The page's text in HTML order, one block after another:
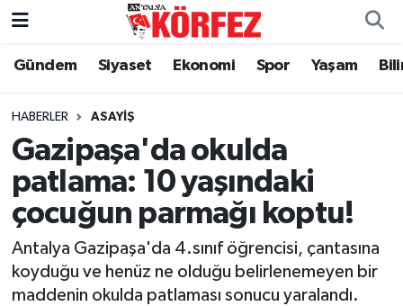
Gündem Siyaset Ekonomi Spor Yaşam
HABERLER ASAYIŞ
Gazipaşa'da okulda
patlama: 10 yaşındaki
çocuğun parmağı koptu!
Antalya Gazipaşa'da 4.sınıf öğrencisi, çantasına
koyduğu ve henüz ne olduğu belirlenemeyen bir
maddenin okulda patlaması sonucu yaralandı.
Gündem
Siyaset
Yerel Yönetim
Ekonomi
Spor
Yaşam
Nöbetçi Eczaneler
Hava Durumu
Trafik Durumu
Süper Lig Puan Durumu ve Fikstür
Tüm Manşetler
Son Dakika Haberleri